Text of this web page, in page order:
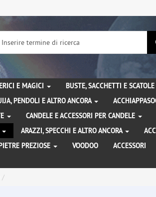
E MAGICI
BUSTE, SACCHETTI E SCATOLE
PENDOLI E ALTRO ANCORA
CANDELE E ACCESSORI PER CANDELE
ARAZZI, SPECCHI E ALTRO ANCORA
PREZIOSE VOODOO
ACCESSORI